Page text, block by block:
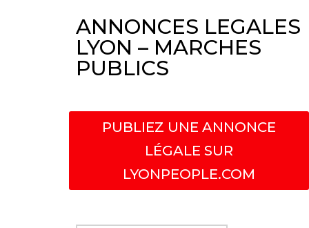
ANNONCES LEGALES
LYON – MARCHES
PUBLICS
PUBLIEZ UNE ANNONCE
LÉGALE SUR
LYONPEOPLE.COM